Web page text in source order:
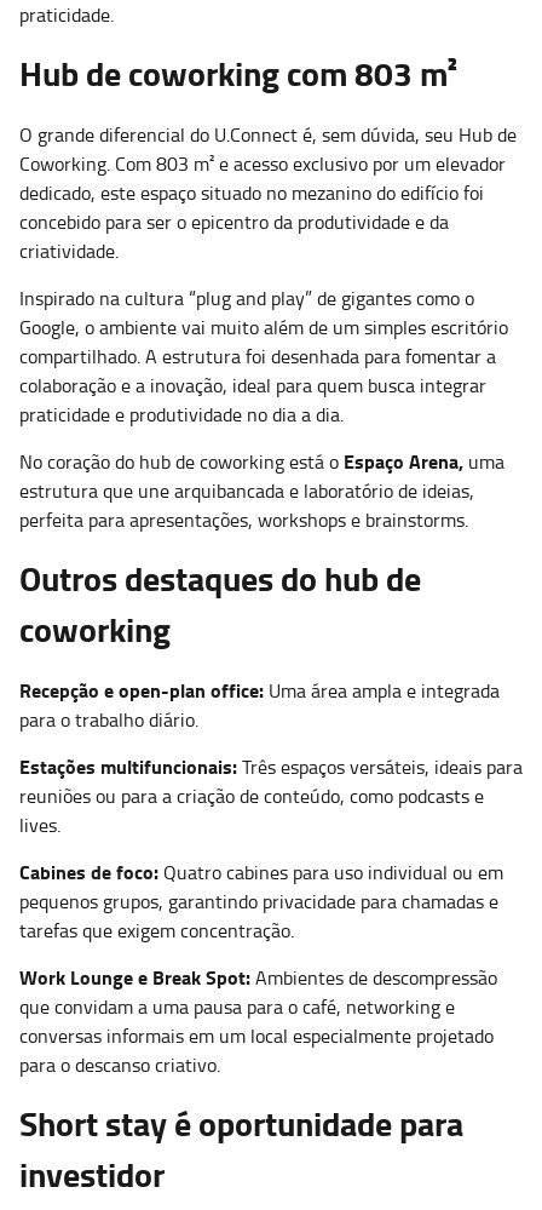
praticidade.
Hub de coworkingcom 803 m²
O grande diferencial do U.Connect é, sem dúvida, seu Hub de
Coworking. Com 803 m² e acesso exclusivo por um elevador
dedicado, este espaço situado no mezanino do edifício foi
concebido para ser o epicentro da produtividade e da
criatividade.
Inspirado na cultura “plug and play” de gigantes como o
Google, o ambiente vai muito além de um simples escritório
compartilhado. A estrutura foi desenhada para fomentar a
colaboração e a inovação, ideal para quem busca integrar
praticidade e produtividade no dia a dia.
No coração do hub de coworking está o Espaço Arena, uma
estrutura que une arquibancada e laboratório de ideias,
perfeita para apresentações, workshops e brainstorms.
Outros destaques do hub de
coworking
Recepção e open-plan office: Uma área ampla e integrada
para o trabalho diário.
Estações multifuncionais:Três espaços versáteis, ideais para
reuniões ou para a criação de conteúdo, como podcasts e
lives.
Cabines de foco: Quatro cabines para uso individual ou em
pequenos grupos, garantindo privacidade para chamadas e
tarefas que exigem concentração.
Work Lounge e Break Spot:Ambientes de descompressão
que convidam a uma pausa para o café, networking e
conversas informais em um local especialmente projetado
para o descanso criativo.
Short stay é oportunidade para
investidor